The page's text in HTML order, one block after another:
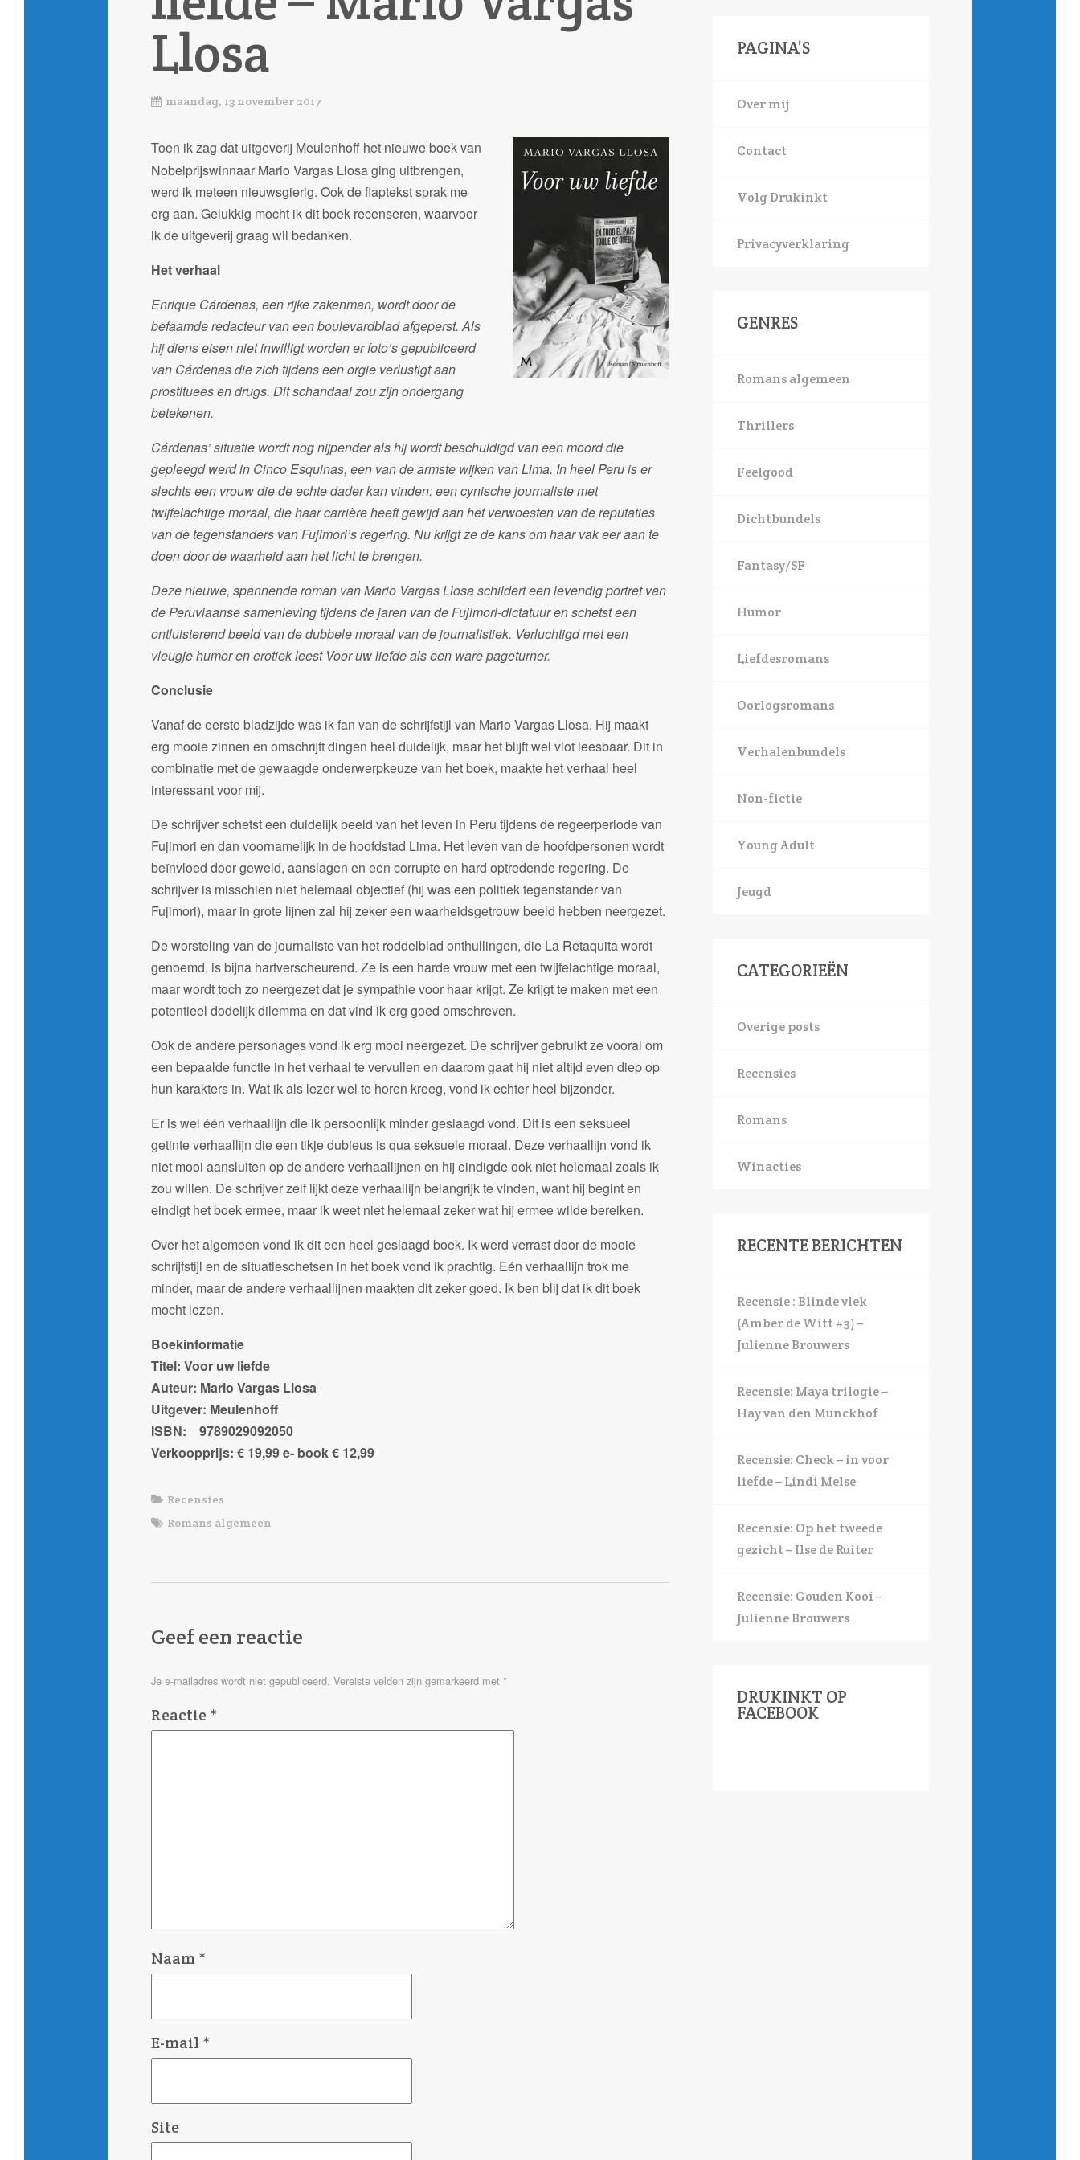
Llosa
maandag, 13 november 2017
Toen ik zag dat uitgeverij Meulenhoff het nieuwe boek van
Nobelprijswinnaar Mario Vargas Llosa ging uitbrengen,
werd ik meteen nieuwsgierig. Ook de flaptekst sprak me
erg aan. Gelukkig mocht ik dit boek recenseren, waarvoor
ik de uitgeverij graag wil bedanken.
Het verhaal
Enrique Cárdenas, een rijke zakenman, wordt door de
befaamde redacteur van een boulevardblad ­af­geperst. Als
hij diens eisen niet inwilligt worden er foto’s gepubliceerd
van Cárdenas die zich tijdens een orgie verlustigt aan
prostituees en drugs. Dit schandaal zou zijn ondergang
betekenen.
Cárdenas’ situatie wordt nog nijpender als hij wordt beschuldigd van een moord die
gepleegd werd in Cinco Esquinas, een van de armste wijken van Lima. In heel Peru is er
slechts een vrouw die de echte dader kan vinden: een cynische journaliste met
twijfelachtige moraal, die haar carrière heeft gewijd aan het verwoesten van de reputaties
van de tegenstanders van Fujimori’s regering. Nu krijgt ze de kans om haar vak eer aan te
doen door de waarheid aan het licht te brengen.
Deze nieuwe, spannende roman van Mario Vargas Llosa schildert een levendig portret van
de Peruviaanse samenleving tijdens de jaren van de Fujimori-dictatuur en schetst een
ontluisterend beeld van de dubbele moraal van de journalistiek. Verluchtigd met een
vleugje humor en erotiek leest Voor uw liefde als een ware pageturner.
Conclusie
Vanaf de eerste bladzijde was ik fan van de schrijfstijl van Mario Vargas Llosa. Hij maakt
erg mooie zinnen en omschrijft dingen heel duidelijk, maar het blijft wel vlot leesbaar. Dit in
combinatie met de gewaagde onderwerpkeuze van het boek, maakte het verhaal heel
interessant voor mij.
De schrijver schetst een duidelijk beeld van het leven in Peru tijdens de regeerperiode van
Fujimori en dan voornamelijk in de hoofdstad Lima. Het leven van de hoofdpersonen wordt
beïnvloed door geweld, aanslagen en een corrupte en hard optredende regering. De
schrijver is misschien niet helemaal objectief (hij was een politiek tegenstander van
Fujimori), maar in grote lijnen zal hij zeker een waarheidsgetrouw beeld hebben neergezet.
De worsteling van de journaliste van het roddelblad onthullingen, die La Retaquita wordt
genoemd, is bijna hartverscheurend. Ze is een harde vrouw met een twijfelachtige moraal,
maar wordt toch zo neergezet dat je sympathie voor haar krijgt. Ze krijgt te maken met een
potentieel dodelijk dilemma en dat vind ik erg goed omschreven.
Ook de andere personages vond ik erg mooi neergezet. De schrijver gebruikt ze vooral om
een bepaalde functie in het verhaal te vervullen en daarom gaat hij niet altijd even diep op
hun karakters in. Wat ik als lezer wel te horen kreeg, vond ik echter heel bijzonder.
Er is wel één verhaallijn die ik persoonlijk minder geslaagd vond. Dit is een seksueel
getinte verhaallijn die een tikje dubieus is qua seksuele moraal. Deze verhaallijn vond ik
niet mooi aansluiten op de andere verhaallijnen en hij eindigde ook niet helemaal zoals ik
zou willen. De schrijver zelf lijkt deze verhaallijn belangrijk te vinden, want hij begint en
eindigt het boek ermee, maar ik weet niet helemaal zeker wat hij ermee wilde bereiken.
Over het algemeen vond ik dit een heel geslaagd boek. Ik werd verrast door de mooie
schrijfstijl en de situatieschetsen in het boek vond ik prachtig. Eén verhaallijn trok me
minder, maar de andere verhaallijnen maakten dit zeker goed. Ik ben blij dat ik dit boek
mocht lezen.
Boekinformatie
Titel: Voor uw liefde
Auteur: Mario Vargas Llosa
Uitgever: Meulenhoff
ISBN: 9789029092050
Verkoopprijs: € 19,99 e- book € 12,99
Recensies
Romans algemeen
Geef een reactie
Je e-mailadres wordt niet gepubliceerd. Vereiste velden zijn gemarkeerd met*
Reactie *
Naam *
E-mail *
Site
PAGINA’S
Over mij
Contact
Volg Drukinkt
Privacyverklaring
GENRES
Romans algemeen
Thrillers
Feelgood
Dichtbundels
Fantasy/SF
Humor
Liefdesromans
Oorlogsromans
Verhalenbundels
Non-fictie
Young Adult
Jeugd
CATEGORIEËN
Overige posts
Recensies
Romans
Winacties
RECENTE BERICHTEN
Recensie : Blinde vlek
(Amber de Witt #3) –
Julienne Brouwers
Recensie: Maya trilogie –
Hay van den Munckhof
Recensie: Check – in voor
liefde – Lindi Melse
Recensie: Op het tweede
gezicht – Ilse de Ruiter
Recensie: Gouden Kooi –
Julienne Brouwers
DRUKINKT OP
FACEBOOK